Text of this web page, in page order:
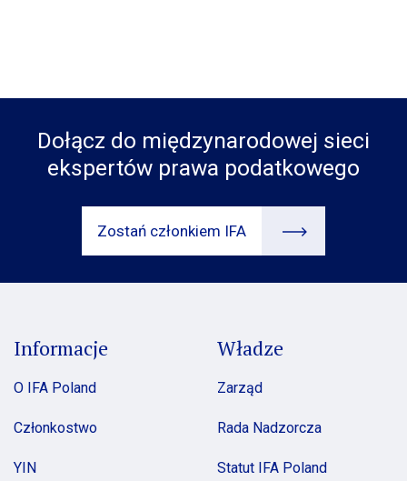
Dołącz do międzynarodowej sieci
ekspertów prawa podatkowego
Zostań członkiem IFA
Informacje
O IFA Poland
Członkostwo
YIN
Władze
Zarząd
Rada Nadzorcza
Statut IFA Poland